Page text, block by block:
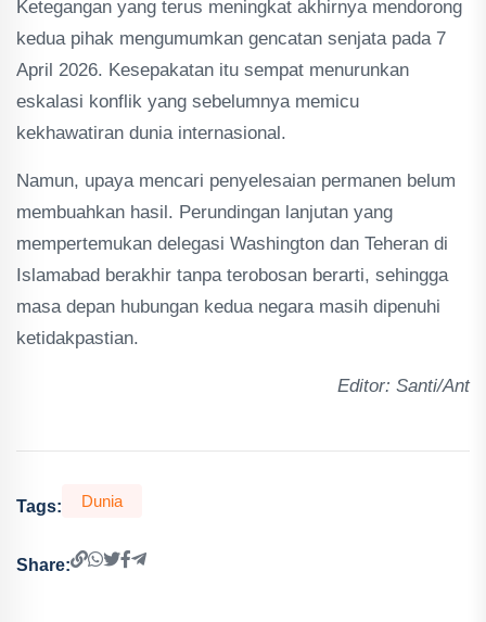
Ketegangan yang terus meningkat akhirnya mendorong
kedua pihak mengumumkan gencatan senjata pada 7
April 2026. Kesepakatan itu sempat menurunkan
eskalasi konflik yang sebelumnya memicu
kekhawatiran dunia internasional.
Namun, upaya mencari penyelesaian permanen belum
membuahkan hasil. Perundingan lanjutan yang
mempertemukan delegasi Washington dan Teheran di
Islamabad berakhir tanpa terobosan berarti, sehingga
masa depan hubungan kedua negara masih dipenuhi
ketidakpastian.
Editor: Santi/Ant
Tags: Dunia
Share: